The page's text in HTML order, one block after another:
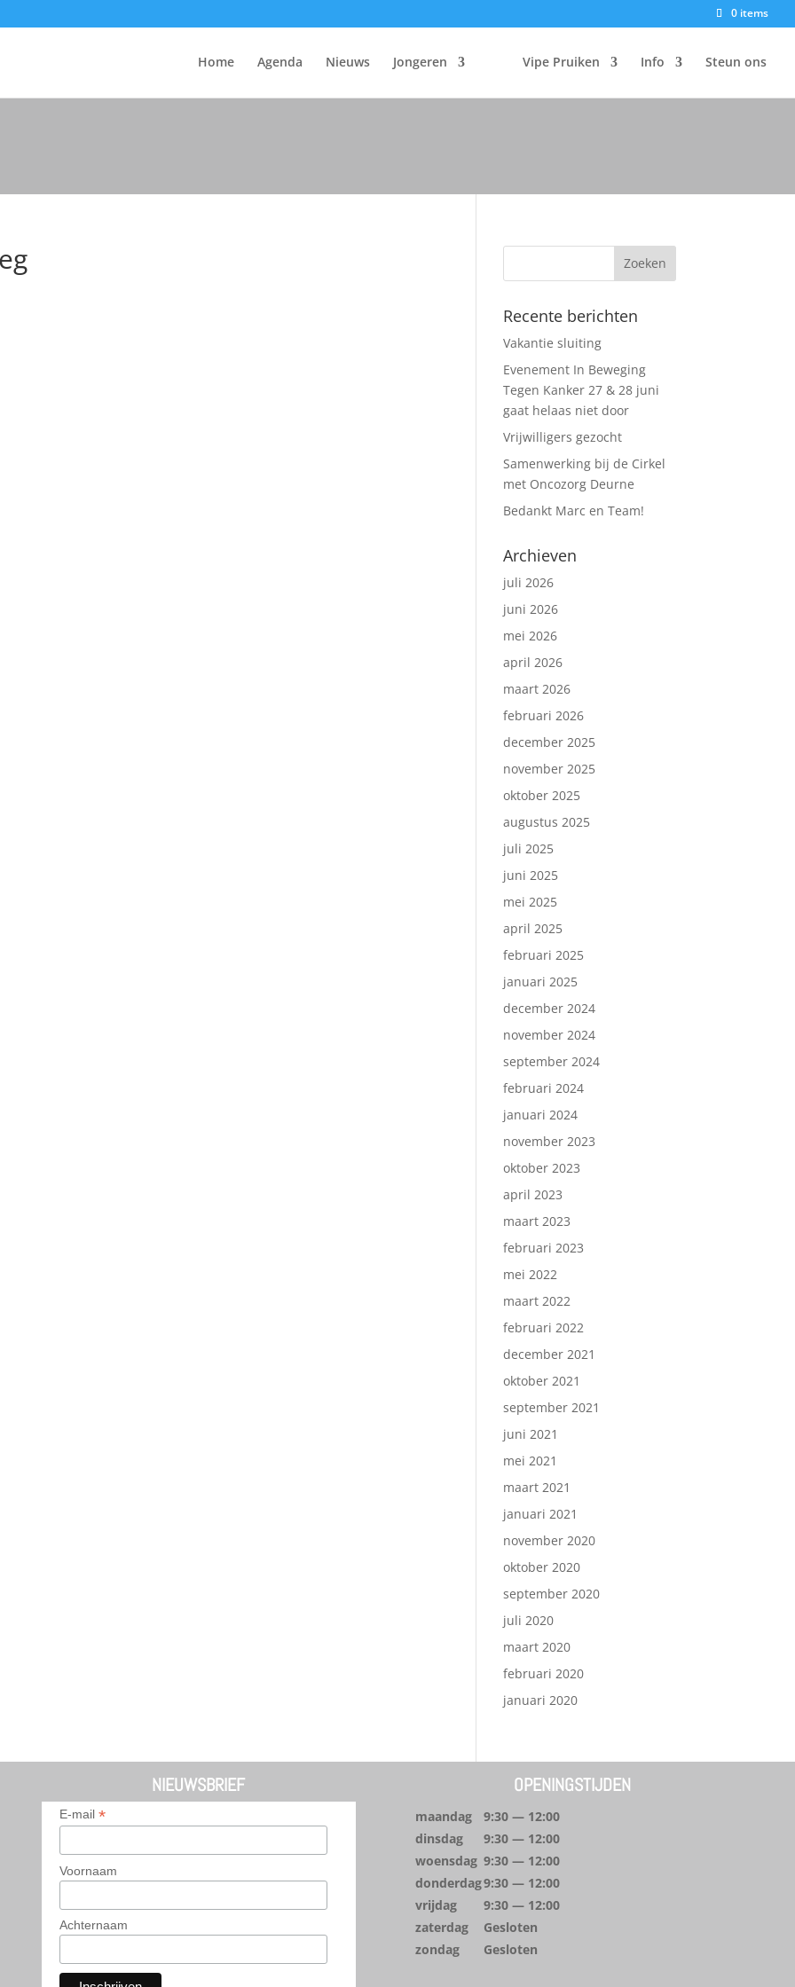
0 items
Home Agenda Nieuws Jongeren Vipe Pruiken Info Steun ons
Recente berichten
Vakantie sluiting
Evenement In Beweging
Tegen Kanker 27 & 28 juni
gaat helaas niet door
Vrijwilligers gezocht
Samenwerking bij de Cirkel
met Oncozorg Deurne
Bedankt Marc en Team!
Archieven
juli 2026
juni 2026
mei 2026
april 2026
maart 2026
februari 2026
december 2025
november 2025
oktober 2025
augustus 2025
juli 2025
juni 2025
mei 2025
april 2025
februari 2025
januari 2025
december 2024
november 2024
september 2024
februari 2024
januari 2024
november 2023
oktober 2023
april 2023
maart 2023
februari 2023
mei 2022
maart 2022
februari 2022
december 2021
oktober 2021
september 2021
juni 2021
mei 2021
maart 2021
januari 2021
november 2020
oktober 2020
september 2020
juli 2020
maart 2020
februari 2020
januari 2020
NIEUWSBRIEF
E-mail *
Voornaam
Achternaam
OPENINGSTIJDEN
maandag
9:30 — 12:00
dinsdag
9:30 — 12:00
woensdag 9:30 — 12:00
donderdag9:30 — 12:00
vrijdag
9:30 — 12:00
zaterdag
Gesloten
zondag
Gesloten